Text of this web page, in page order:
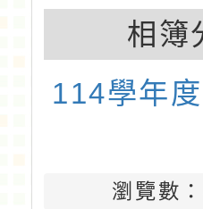
相簿
114學年
瀏覽數